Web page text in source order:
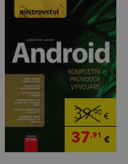
39,90€
37,91 €